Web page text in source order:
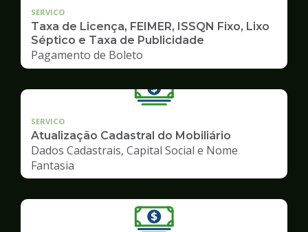
SERVICO
Taxa de Licença, FEIMER, ISSQN Fixo, Lixo
Séptico e Taxa de Publicidade
Pagamento de Boleto
SERVICO
Atualização Cadastral do Mobiliário
Dados Cadastrais, Capital Social e Nome
Fantasia